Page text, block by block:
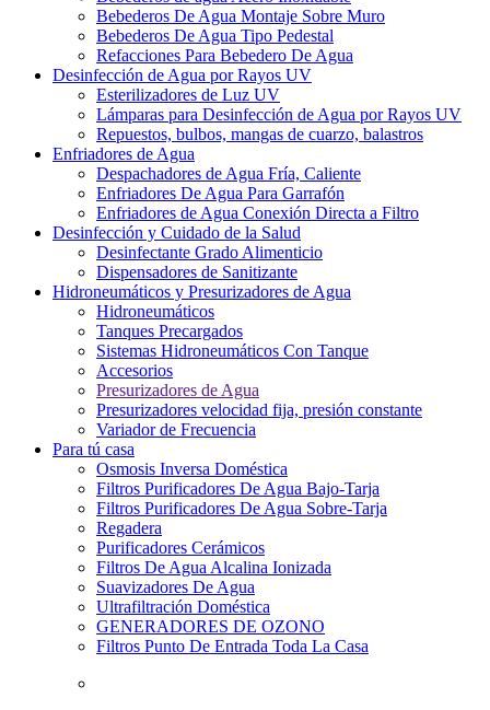
Bebederos De Agua Montaje Sobre Muro
Bebederos De Agua Tipo Pedestal
Refacciones Para Bebedero De Agua
Desinfección de Agua por Rayos UV
Esterilizadores de Luz UV
Lámparas para Desinfección de Agua por Rayos UV
Repuestos, bulbos, mangas de cuarzo, balastros
Enfriadores de Agua
Despachadores de Agua Fría, Caliente
Enfriadores De Agua Para Garrafón
Enfriadores de Agua Conexión Directa a Filtro
Desinfección y Cuidado de la Salud
Desinfectante Grado Alimenticio
Dispensadores de Sanitizante
Hidroneumáticos y Presurizadores de Agua
Hidroneumáticos
Tanques Precargados
Sistemas Hidroneumáticos Con Tanque
Accesorios
Presurizadores de Agua
Presurizadores velocidad fija, presión constante
Variador de Frecuencia
Para tú casa
Osmosis Inversa Doméstica
Filtros Purificadores De Agua Bajo-Tarja
Filtros Purificadores De Agua Sobre-Tarja
Regadera
Purificadores Cerámicos
Filtros De Agua Alcalina Ionizada
Suavizadores De Agua
Ultrafiltración Doméstica
GENERADORES DE OZONO
Filtros Punto De Entrada Toda La Casa